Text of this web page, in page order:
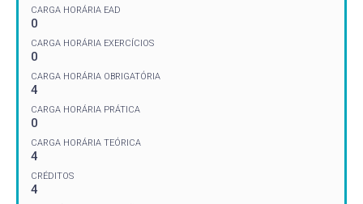
CARGA HORÁRIA EAD
0
CARGA HORÁRIA EXERCÍCIOS
0
CARGA HORÁRIA OBRIGATÓRIA
4
CARGA HORÁRIA PRÁTICA
0
CARGA HORÁRIA TEÓRICA
4
CRÉDITOS
4